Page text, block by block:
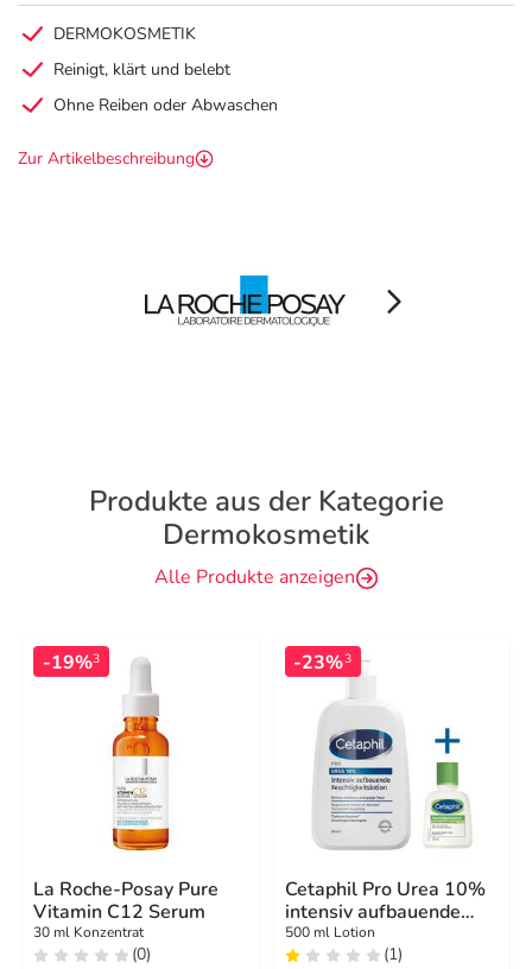
DERMOKOSMETIK
Reinigt, klärt und belebt
Ohne Reiben oder Abwaschen
Zur Artikelbeschreibung
Produkte aus der Kategorie
Dermokosmetik
Alle Produkte anzeigen
-19%3
La Roche-Posay Pure
Vitamin C12 Serum
30 ml Konzentrat
(0)
-23%3
Cetaphil Pro Urea 10%
intensiv aufbauende
Feuchtigkeitslotion
500 ml Lotion
(1)